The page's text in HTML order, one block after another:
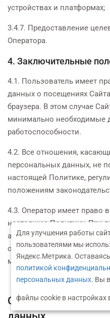
устройствах и платформах;
3.4.7. Предоставление
Оператора.
4. Заключительные
4.1. Пользователь имеет
данных о посещениях
браузера. В этом случае
минимально необходимые
работоспособности.
4.2. Все отношения,
персональных данных, не
настоящей Политике,
положениям
4.3. Оператор имеет право
настоящую Политику. При
актуальной редакции
обновления. Новая
момента ее размещения на
Согласие на
Для улучшения работы
пользователями мы
Яндекс.Метрика.
политикой
персональных данных. Вы
файлы cookie в настройках